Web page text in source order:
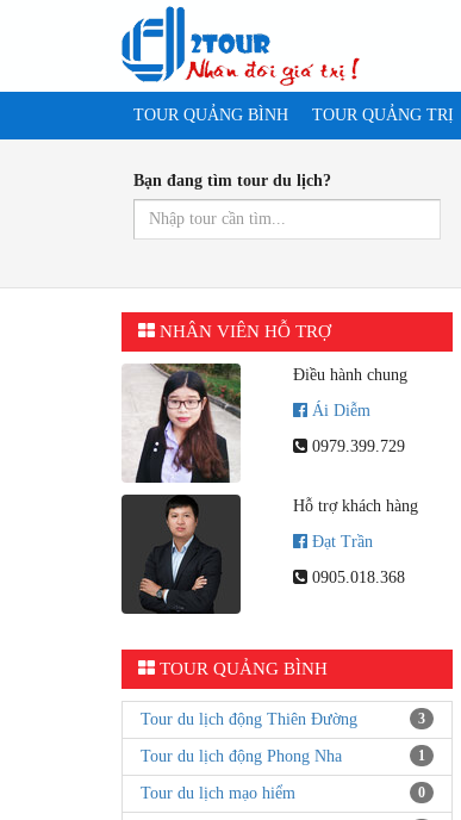
TOUR QUẢNG BÌNH TOUR QUẢNG TRỊ
Bạn đang tìm tour du lịch?
NHÂN VIÊN HỖ TRỢ
Điều hành chung
Ái Diễm
0979.399.729
Hỗ trợ khách hàng
Đạt Trần
0905.018.368
TOUR QUẢNG BÌNH
Tour du lịch động Thiên Đường 3
Tour du lịch động Phong Nha 1
Tour du lịch mạo hiểm 0